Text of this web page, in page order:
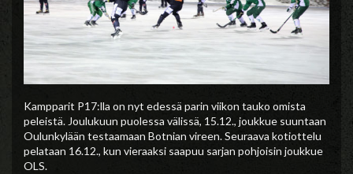
Kampparit P17:lla on nyt edessä parin viikon tauko omista
peleistä. Joulukuun puolessa välissä, 15.12., joukkue suuntaan
Oulunkylään testaamaan Botnian vireen. Seuraava kotiottelu
pelataan 16.12., kun vieraaksi saapuu sarjan pohjoisin joukkue
OLS.